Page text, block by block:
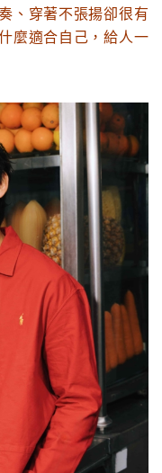
、穿著不張揚卻很有
麼適合自己，給人一